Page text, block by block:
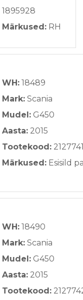
1895928
Märkused: RH
WH: 18489
Mark: Scania
Mudel: G450
Aasta: 2015
Tootekood:
Märkused: Esisild
WH: 18490
Mark: Scania
Mudel: G450
Aasta: 2015
Tootekood: